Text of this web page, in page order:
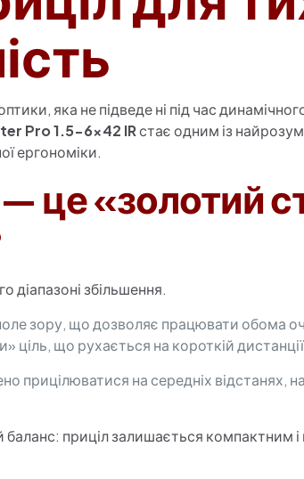
яка не підведе ні під час
Pro 1.5-6×42 IRстає одним із
ергономіки.
це «золотий
діапазоні збільшення.
зору, що дозволяє працювати обома
ціль, що рухається на короткій
прицілюватися на середніх відстанях,
приціл залишається компактним